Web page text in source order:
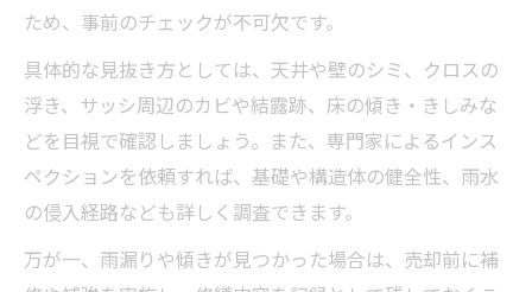
ため、事前のチェックが不可欠です。
具体的な見抜き方としては、天井や壁のシミ、クロスの
浮き、サッシ周辺のカビや結露跡、床の傾き・きしみな
どを目視で確認しましょう。また、専門家によるインス
ペクションを依頼すれば、基礎や構造体の健全性、雨水
の侵入経路なども詳しく調査できます。
万が一、雨漏りや傾きが見つかった場合は、売却前に補